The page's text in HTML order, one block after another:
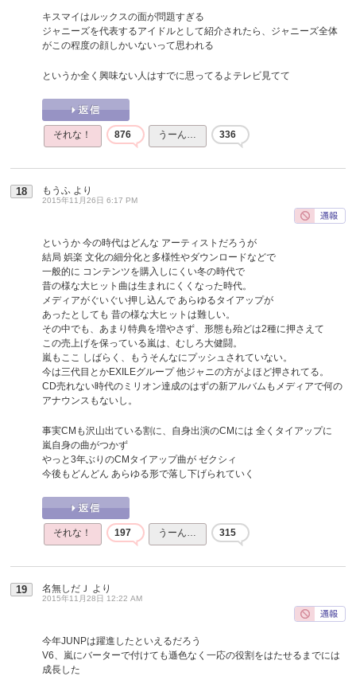
キスマイはルックスの面が問題すぎる
ジャニーズを代表するアイドルとして紹介されたら、ジャニーズ全体
がこの程度の顔しかいないって思われる
というか全く興味ない人はすでに思ってるよテレビ見てて
それな！ 876 うーん… 336
18 もうふ より
2015年11月26日 6:17 PM
というか 今の時代はどんな アーティストだろうが
結局 娯楽 文化の細分化と多様性やダウンロードなどで
一般的に コンテンツを購入しにくい冬の時代で
昔の様な大ヒット曲は生まれにくくなった時代。
メディアがぐいぐい押し込んで あらゆるタイアップが
あったとしても 昔の様な大ヒットは難しい。
その中でも、あまり特典を増やさず、形態も殆どは2種に押さえて
この売上げを保っている嵐は、むしろ大健闘。
嵐もここ しばらく、もうそんなにプッシュされていない。
今は三代目とかEXILEグループ 他ジャニの方がよほど押されてる。
CD売れない時代のミリオン達成のはずの新アルバムもメディアで何の
アナウンスもないし。
事実CMも沢山出ている割に、自身出演のCMには 全くタイアップに
嵐自身の曲がつかず
やっと3年ぶりのCMタイアップ曲が ゼクシィ
今後もどんどん あらゆる形で落し下げられていく
それな！ 197 うーん… 315
19 名無しだＪ より
2015年11月28日 12:22 AM
今年JUNPは躍進したといえるだろう
V6、嵐にバーターで付けても遜色なく一応の役割をはたせるまでには
成長した